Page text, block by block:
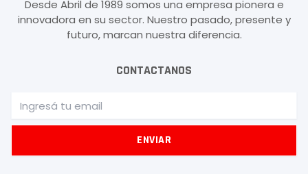
Desde Abril de 1989 somos una empresa pionera e
innovadora en su sector. Nuestro pasado, presente y
futuro, marcan nuestra diferencia.
CONTACTANOS
ENVIAR